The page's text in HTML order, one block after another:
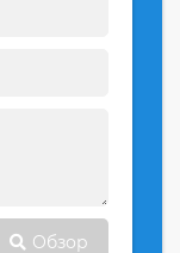
Обзор